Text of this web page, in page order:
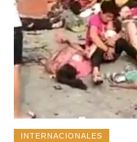
INTERNACIONALES